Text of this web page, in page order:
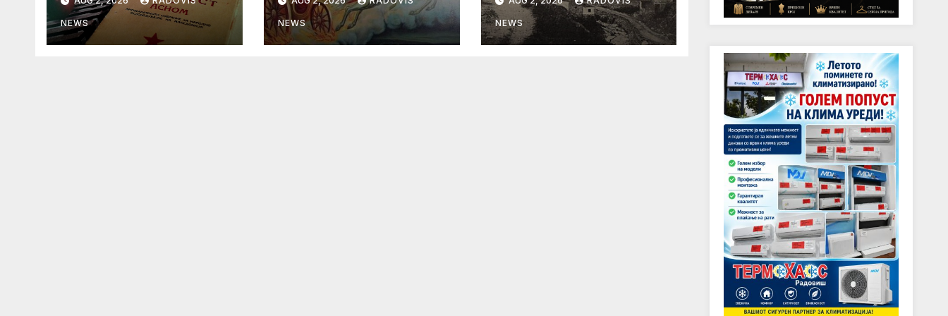
NEWS NEWS NEWS